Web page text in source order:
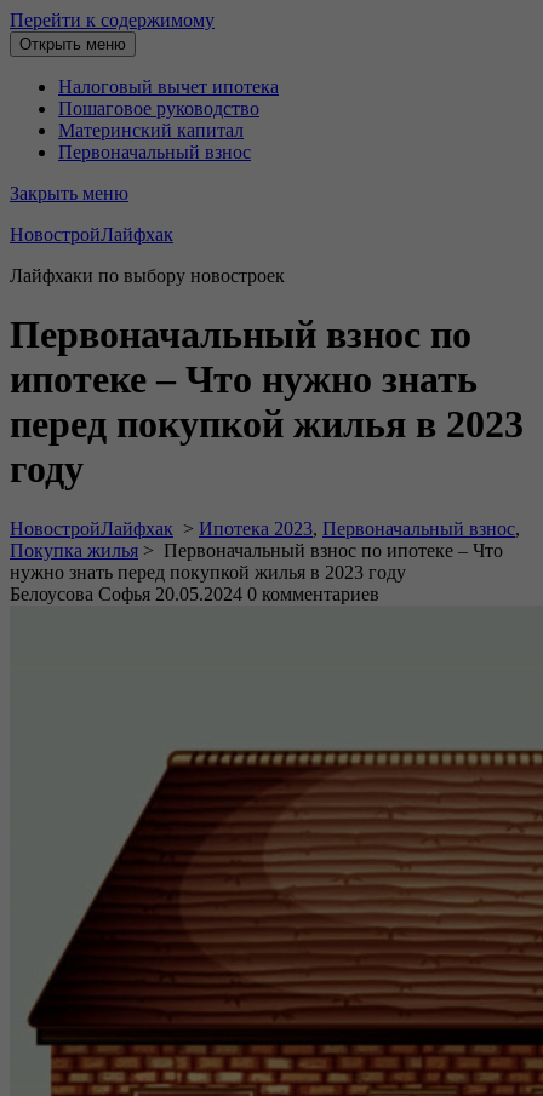
Перейти к содержимому
Открыть меню
Налоговый вычет ипотека
Пошаговое руководство
Материнский капитал
Первоначальный взнос
Закрыть меню
НовостройЛайфхак
Лайфхаки по выбору новостроек
Первоначальный взнос по
ипотеке – Что нужно знать
перед покупкой жилья в 2023
году
НовостройЛайфхак > Ипотека 2023, Первоначальный взнос,
Покупка жилья > Первоначальный взнос по ипотеке – Что
нужно знать перед покупкой жилья в 2023 году
Белоусова Софья 20.05.2024 0 комментариев